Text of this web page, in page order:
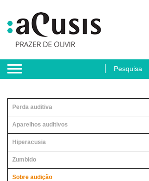
Perda auditiva
Aparelhos auditivos
Hiperacusia
Zumbido
Sobre audição